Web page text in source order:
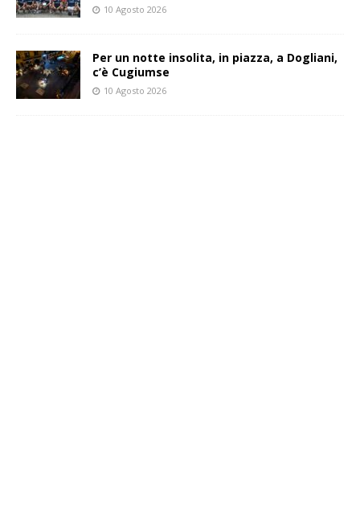
10 Agosto 2026
Per un notte insolita, in piazza, a Dogliani,
c’è Cugiumse
10 Agosto 2026